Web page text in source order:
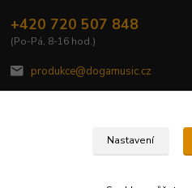
+420 720 507 848
(Po-Pá, 8-16 hod.)
produkce@dogamusic.cz
2022 © DOGA
Nastavení